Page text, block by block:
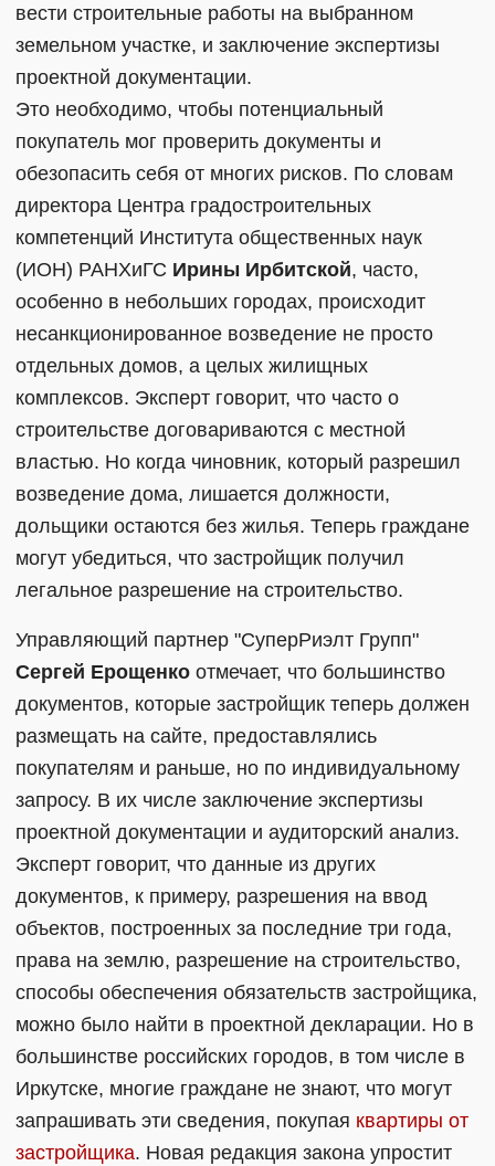
вести строительные работы на выбранном
земельном участке, и заключение экспертизы
проектной документации.
Это необходимо, чтобы потенциальный
покупатель мог проверить документы и
обезопасить себя от многих рисков. По словам
директора Центра градостроительных
компетенций Института общественных наук
(ИОН) РАНХиГС Ирины Ирбитской, часто,
особенно в небольших городах, происходит
несанкционированное возведение не просто
отдельных домов, а целых жилищных
комплексов. Эксперт говорит, что часто о
строительстве договариваются с местной
властью. Но когда чиновник, который разрешил
возведение дома, лишается должности,
дольщики остаются без жилья. Теперь граждане
могут убедиться, что застройщик получил
легальное разрешение на строительство.
Управляющий партнер "СуперРиэлт Групп"
Сергей Ерощенко отмечает, что большинство
документов, которые застройщик теперь должен
размещать на сайте, предоставлялись
покупателям и раньше, но по индивидуальному
запросу. В их числе заключение экспертизы
проектной документации и аудиторский анализ.
Эксперт говорит, что данные из других
документов, к примеру, разрешения на ввод
объектов, построенных за последние три года,
права на землю, разрешение на строительство,
способы обеспечения обязательств застройщика,
можно было найти в проектной декларации. Но в
большинстве российских городов, в том числе в
Иркутске, многие граждане не знают, что могут
запрашивать эти сведения, покупая квартиры от
застройщика. Новая редакция закона упростит